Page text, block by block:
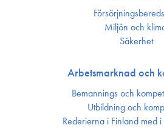
Miljön och
Säkerhet
Arbetsmarknad och
Bemannings och
Utbildning och
Rederierna i Finland med i